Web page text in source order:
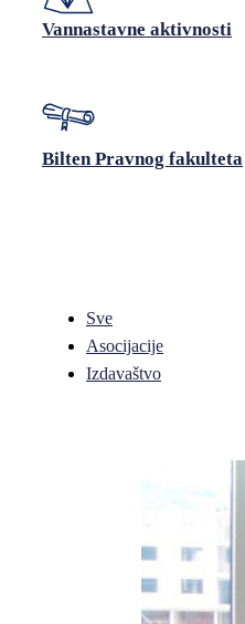
Vannastavne aktivnosti
Bilten Pravnog fakulteta
Sve
Asocijacije
Izdavaštvo